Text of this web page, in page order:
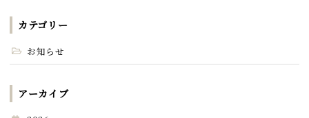
カテゴリー
お知らせ
アーカイブ